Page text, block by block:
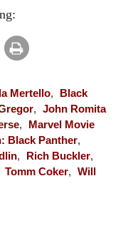
Mertello,
Black
, John Romita
,
Marvel Movie
Black Panther,
, Rich Buckler,
Tomm Coker, Will